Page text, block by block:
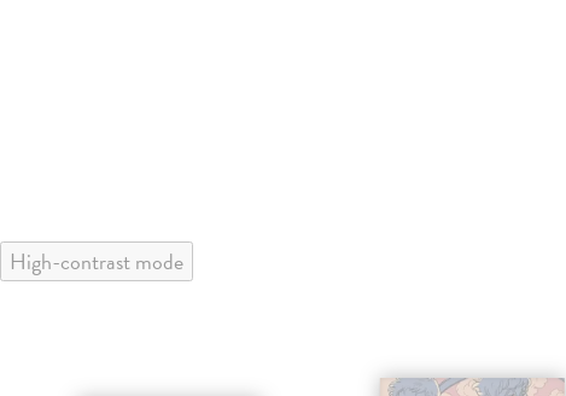
High-contrast mode